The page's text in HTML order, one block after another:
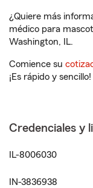
¿Quiere más
médico para
Washington, IL.
Comience su
¡Es rápido y sencillo!
Credenciales y
IL-8006030
IN-3836938